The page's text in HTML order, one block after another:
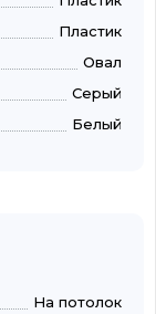
Пластик
Овал
Серый
Белый
На потолок